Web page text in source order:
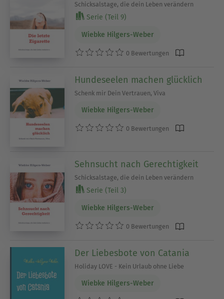
Schicksalstage, die dein Leben verändern
Serie (Teil 9)
Wiebke Hilgers-Weber
0 Bewertungen
Hundeseelen machen glücklich
Schenk mir Dein Vertrauen, Viva
Wiebke Hilgers-Weber
0 Bewertungen
Sehnsucht nach Gerechtigkeit
Schicksalstage, die dein Leben verändern
Serie (Teil 3)
Wiebke Hilgers-Weber
0 Bewertungen
Der Liebesbote von Catania
Holiday LOVE - Kein Urlaub ohne Liebe
Wiebke Hilgers-Weber